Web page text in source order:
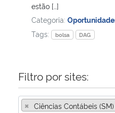
estão […]
Categoria:
Tags:
bolsa DAG
Filtro por sites:
× Ciências Contábeis (SM)